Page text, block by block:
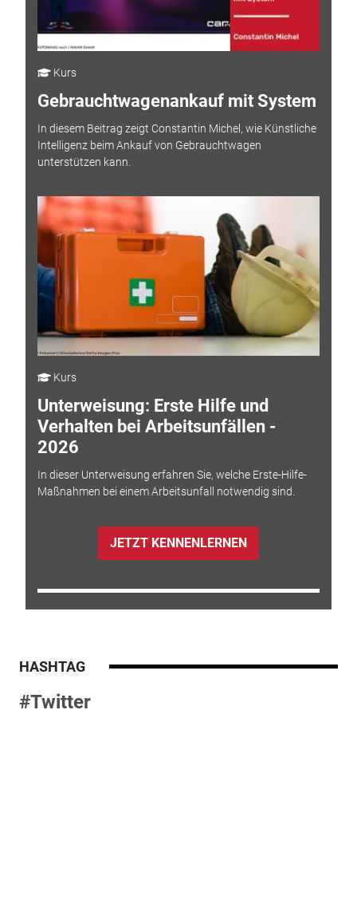
Kurs
Gebrauchtwagenankauf mit System
In diesem Beitrag zeigt Constantin Michel, wie Künstliche
Intelligenz beim Ankauf von Gebrauchtwagen
unterstützen kann.
Kurs
Unterweisung: Erste Hilfe und
Verhalten bei Arbeitsunfällen -
2026
In dieser Unterweisung erfahren Sie, welche Erste-Hilfe-
Maßnahmen bei einem Arbeitsunfall notwendig sind.
JETZT KENNENLERNEN
HASHTAG
#Twitter